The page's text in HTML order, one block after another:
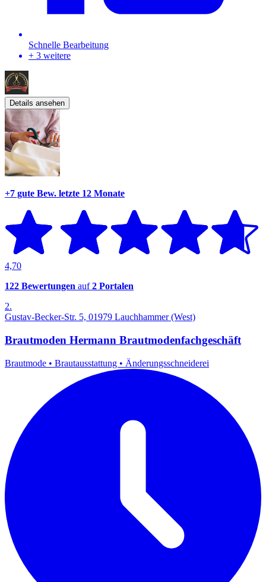
Schnelle Bearbeitung
+ 3 weitere
Details ansehen
+7 gute Bew. letzte 12 Monate
4,70
122 Bewertungen auf2 Portalen
2.
Gustav-Becker-Str. 5, 01979 Lauchhammer (West)
Brautmoden Hermann Brautmodenfachgeschäft
Brautmode • Brautausstattung • Änderungsschneiderei